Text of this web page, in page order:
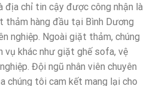
địa chỉ tin cậy được công nhận là
thảm hàng đầu tại Bình Dương
nghiệp. Ngoài giặt thảm, chúng
vụ khác như giặt ghế sofa, vệ
Đội ngũ nhân viên chuyên
chúng tôi cam kết mang lại cho